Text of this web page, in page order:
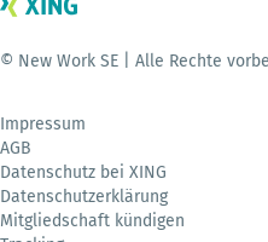
© New Work SE | Alle Rechte
Impressum
AGB
Datenschutz bei XING
Datenschutzerklärung
Mitgliedschaft kündigen